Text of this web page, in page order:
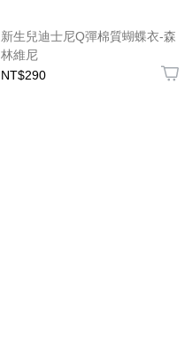
新生兒迪士尼Q彈棉質蝴蝶衣-森
林維尼
NT$290